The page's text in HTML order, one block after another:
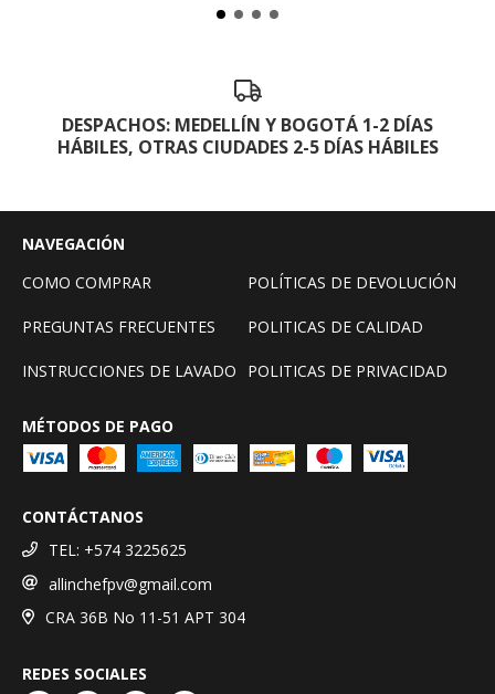
DESPACHOS: MEDELLÍN Y BOGOTÁ 1-2 DÍAS
HÁBILES, OTRAS CIUDADES 2-5 DÍAS HÁBILES
NAVEGACIÓN
COMO COMPRAR
POLÍTICAS DE DEVOLUCIÓN
PREGUNTAS FRECUENTES POLITICAS DE CALIDAD
INSTRUCCIONES DE LAVADO POLITICAS DE PRIVACIDAD
MÉTODOS DE PAGO
CONTÁCTANOS
TEL: +574 3225625
allinchefpv@gmail.com
CRA 36B No 11-51 APT 304
REDES SOCIALES